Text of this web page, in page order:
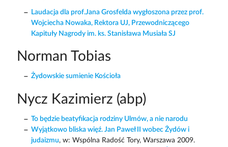
Laudacja dla prof.Jana Grosfelda wygłoszona przez prof.
Wojciecha Nowaka, Rektora UJ, Przewodniczącego
Kapituły Nagrody im. ks. Stanisława Musiała SJ
Norman Tobias
Żydowskie sumienie Kościoła
Nycz Kazimierz (abp)
To będzie beatyfikacja rodziny Ulmów, a nie narodu
Wyjątkowo bliska więź. Jan Paweł II wobec Żydów i
judaizmu, w: Wspólna Radość Tory, Warszawa 2009.